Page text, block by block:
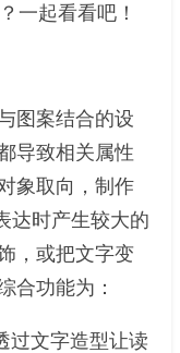
一起看看吧！
图案结合的设
导致相关属性
象取向，制作
达时产生较大的
，或把文字变
合功能为：
过文字造型让读